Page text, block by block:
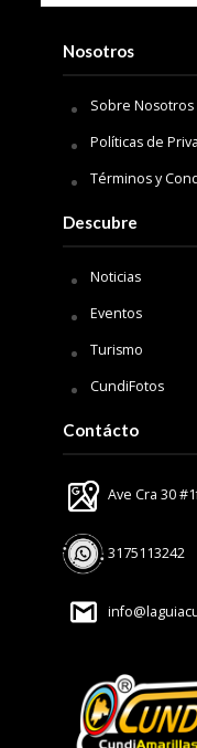
Nosotros
Sobre Nosotros
Políticas de
Términos y
Descubre
Noticias
Eventos
Turismo
CundiFotos
Contácto
Ave Cra 30
3175113242